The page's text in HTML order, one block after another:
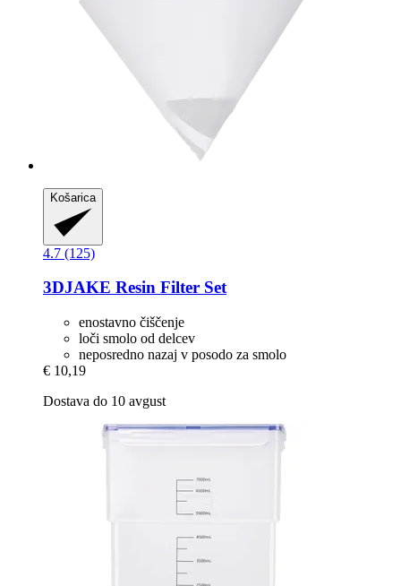
Košarica
4.7 (125)
3DJAKE Resin Filter Set
enostavno čiščenje
loči smolo od delcev
neposredno nazaj v posodo za smolo
€ 10,19
Dostava do 10 avgust